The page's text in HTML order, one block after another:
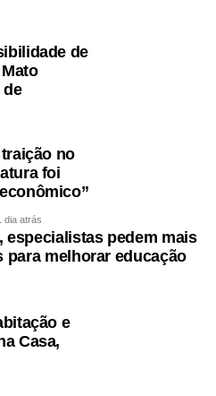
de
no
foi
dia atrás
especialistas pedem mais
para melhorar educação
e
Casa,